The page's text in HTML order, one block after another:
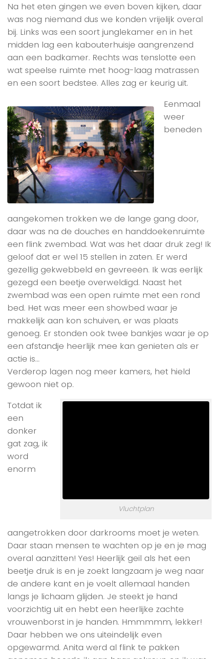
Na het eten gingen we even boven kijken, daar
was nog niemand dus we konden vrijelijk overal
bij. Links was een soort junglekamer en in het
midden lag een kabouterhuisje aangrenzend
aan een badkamer. Rechts was tenslotte een
wat speelse ruimte met hoog-laag matrassen
en een soort bedstee. Alles zag er keurig uit.
Eenmaal
weer
beneden
aangekomen trokken we de lange gang door,
daar was na de douches en handdoekenruimte
een flink zwembad. Wat was het daar druk zeg! Ik
geloof dat er wel 15 stellen in zaten. Er werd
gezellig gekwebbeld en gevreeën. Ik was eerlijk
gezegd een beetje overweldigd. Naast het
zwembad was een open ruimte met een rond
bed. Het was meer een showbed waar je
makkelijk aan kon schuiven, er was plaats
genoeg. Er stonden ook twee bankjes waar je op
een afstandje heerlijk mee kan genieten als er
actie is…
Verderop lagen nog meer kamers, het hield
gewoon niet op.
Vluchtplan
Totdat ik
een
donker
gat zag, ik
word
enorm
aangetrokken door darkrooms moet je weten.
Daar staan mensen te wachten op je en je mag
overal aanzitten! Yes! Heerlijk geil als het een
beetje druk is en je zoekt langzaam je weg naar
de andere kant en je voelt allemaal handen
langs je lichaam glijden. Je steekt je hand
voorzichtig uit en hebt een heerlijke zachte
vrouwenborst in je handen. Hmmmmm, lekker!
Daar hebben we ons uiteindelijk even
opgewarmd. Anita werd al flink te pakken